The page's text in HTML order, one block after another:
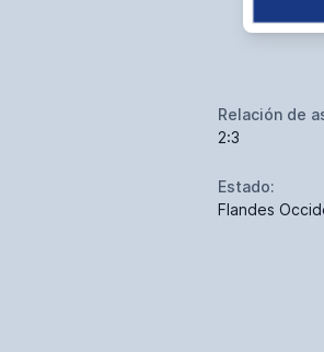
Relación de
2:3
Estado:
Flandes